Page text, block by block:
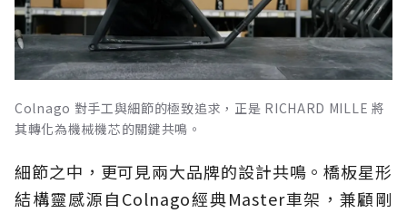
Colnago 對手工與細節的極致追求，正是 RICHARD MILLE 將
其轉化為機械機芯的關鍵共鳴。
細節之中，更可見兩大品牌的設計共鳴。橋板星形
結構靈感源自Colnago經典Master車架，兼顧剛